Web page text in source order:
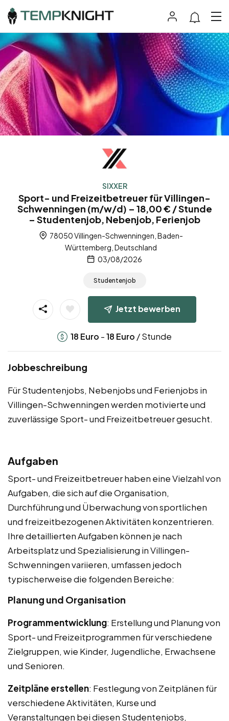
SIXXER
Sport- und Freizeitbetreuer für Villingen-
Schwenningen (m/w/d) – 18,00 € / Stunde
– Studentenjob, Nebenjob, Ferienjob
78050 Villingen-Schwenningen, Baden-
Württemberg, Deutschland
03/08/2026
Studentenjob
Jetzt bewerben
18 Euro -18 Euro / Stunde
Jobbeschreibung
Für Studentenjobs, Nebenjobs und Ferienjobs in
Villingen-Schwenningen werden motivierte und
zuverlässige Sport- und Freizeitbetreuer gesucht.
Aufgaben
Sport- und Freizeitbetreuer haben eine Vielzahl von
Aufgaben, die sich auf die Organisation,
Durchführung und Überwachung von sportlichen
und freizeitbezogenen Aktivitäten konzentrieren.
Ihre detaillierten Aufgaben können je nach
Arbeitsplatz und Spezialisierung in Villingen-
Schwenningen variieren, umfassen jedoch
typischerweise die folgenden Bereiche:
Planung und Organisation
Programmentwicklung: Erstellung und Planung von
Sport- und Freizeitprogrammen für verschiedene
Zielgruppen, wie Kinder, Jugendliche, Erwachsene
und Senioren.
Zeitpläne erstellen: Festlegung von Zeitplänen für
verschiedene Aktivitäten, Kurse und
Veranstaltungen bei diesen Studentenjobs,